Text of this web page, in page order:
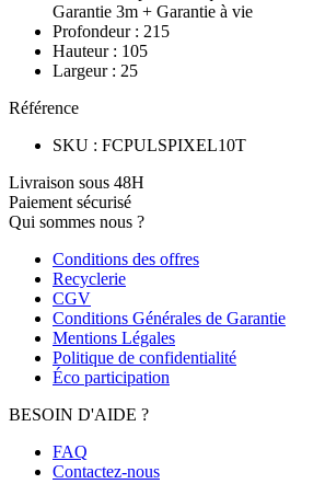
Garantie 3m + Garantie à vie
Profondeur : 215
Hauteur : 105
Largeur : 25
Référence
SKU : FCPULSPIXEL10T
Livraison sous 48H
Paiement sécurisé
Qui sommes nous ?
Conditions des offres
Recyclerie
CGV
Conditions Générales de Garantie
Mentions Légales
Politique de confidentialité
Éco participation
BESOIN D'AIDE ?
FAQ
Contactez-nous